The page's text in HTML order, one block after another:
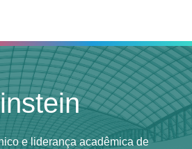
e liderança acadêmica de